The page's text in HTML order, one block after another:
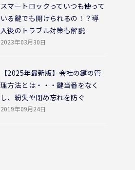
スマートロックっていつも使って
いる鍵でも開けられるの！？導
入後のトラブル対策も解説
2023年03月30日
【2025年最新版】会社の鍵の管
理方法とは・・・鍵当番をなく
し、紛失や閉め忘れを防ぐ
2019年09月24日